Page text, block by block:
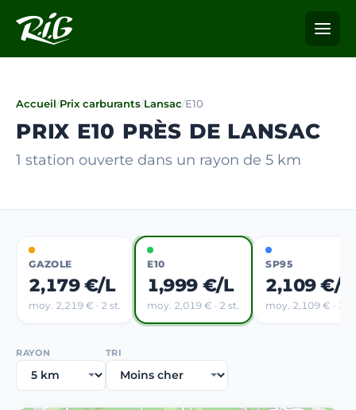
Accueil/Prix carburants/Lansac/E10
PRIX E10 PRÈS DE LANSAC
1 station ouverte dans un rayon de 5 km
GAZOLE
2,179 €/L
moy. 2,219 € · 2 st.
E10
1,999 €/L
moy. 2,019 € · 2 st.
SP95
2,109 €/L
moy. 2,109 € · 1
RAYON TRI